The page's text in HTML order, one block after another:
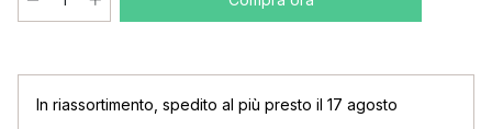
In riassortimento spedito al più presto il 17 agosto